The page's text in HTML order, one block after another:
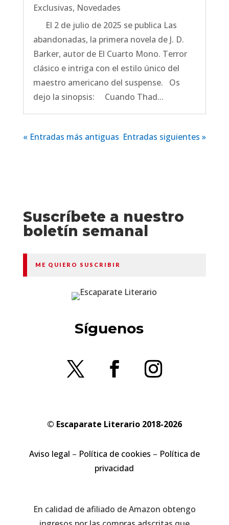
Exclusivas, Novedades
El 2 de julio de 2025 se publica Las
abandonadas, la primera novela de J. D.
Barker, autor de El Cuarto Mono. Terror
clásico e intriga con el estilo único del
maestro americano del suspense. Os
dejo la sinopsis: Cuando Thad...
« Entradas más antiguas Entradas siguientes »
Suscríbete a nuestro
boletín semanal
ME QUIERO SUSCRIBIR
Síguenos
© Escaparate Literario 2018-2026
Aviso legal – Política de cookies – Política de
privacidad
En calidad de afiliado de Amazon obtengo